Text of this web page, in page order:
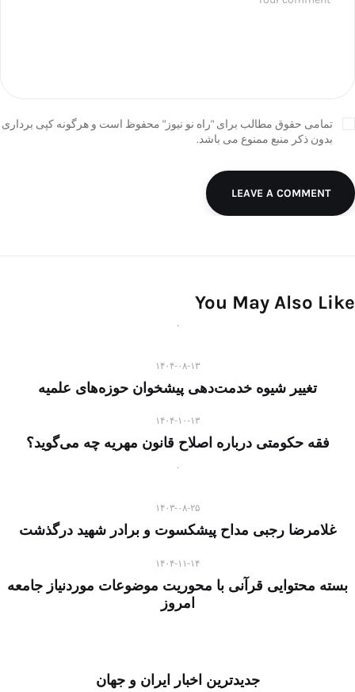
تمامی حقوق مطالب برای "راه نو نیوز" محفوظ است و هرگونه کپی برداری
بدون ذکر منبع ممنوع می باشد.
LEAVE A COMMENT
You May Also Like
۱۴۰۴-۰۸-۱۳
تغییر شیوه خدمت‌دهی پیشخوان حوزه‌های علمیه
۱۴۰۴-۱۰-۱۳
فقه حکومتی درباره اصلاح قانون مهریه چه می‌گوید؟
۱۴۰۳-۰۸-۲۵
غلامرضا رجبی مداح پیشکسوت و برادر شهید درگذشت
۱۴۰۴-۱۱-۱۴
بسته محتوایی قرآنی با محوریت موضوعات موردنیاز جامعه
امروز
جدیدترین اخبار ایران و جهان